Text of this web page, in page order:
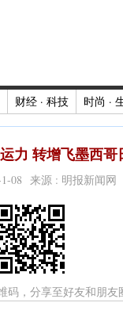
财经 · 科技 时尚 ·
力 转增飞墨西哥
1-08 来源 : 明报新闻网
码，分享至好友和朋友